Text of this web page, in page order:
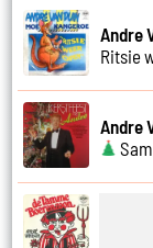
Andre
Ritsie
Andre